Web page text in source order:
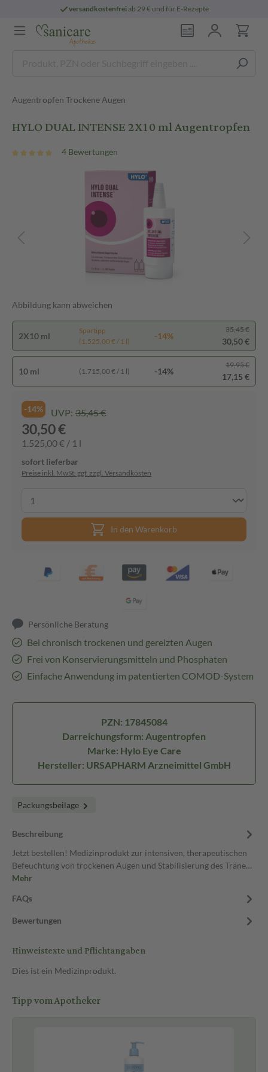
versandkostenfreiab 29 € und für E-Rezepte
Augentropfen Trockene Augen
HYLO DUAL INTENSE 2X10 ml Augentropfen
4 Bewertungen
Abbildung kann abweichen
2X10 ml
Spartipp
(1.525,00 € / 1 l)
-14%
35,45 €
30,50 €
10 ml (1.715,00 € / 1 l) -14%
19,95 €
17,15 €
-14% UVP: 35,45 €
30,50 €
1.525,00 € / 1 l
sofort lieferbar
Preise inkl. MwSt. ggf. zzgl. Versandkosten
In den Warenkorb
Persönliche Beratung
Bei chronisch trockenen und gereizten Augen
Frei von Konservierungsmitteln und Phosphaten
Einfache Anwendung im patentierten COMOD-System
PZN: 17845084
Darreichungsform: Augentropfen
Marke: Hylo Eye Care
Hersteller: URSAPHARM Arzneimittel GmbH
Packungsbeilage
Beschreibung
Jetzt bestellen! Medizinprodukt zur intensiven, therapeutischen
Befeuchtung von trockenen Augen und Stabilisierung des Träne…
Mehr
FAQs
Bewertungen
Hinweistexte und Pflichtangaben
Dies ist ein Medizinprodukt.
Tipp vom Apotheker